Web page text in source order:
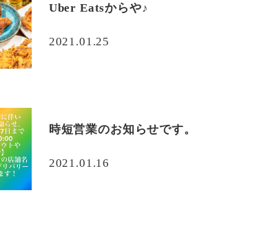
Uber Eatsからや♪
2021.01.25
時短営業のお知らせです。
2021.01.16